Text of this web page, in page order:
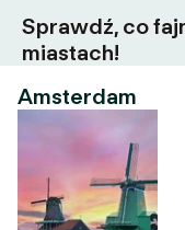
Sprawdź, co
miastach!
Amsterdam